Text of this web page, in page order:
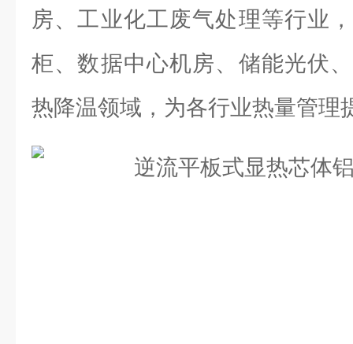
房、工业化工废气处理等行业
柜、数据中心机房、储能光伏
热降温领域，为各行业热量管理